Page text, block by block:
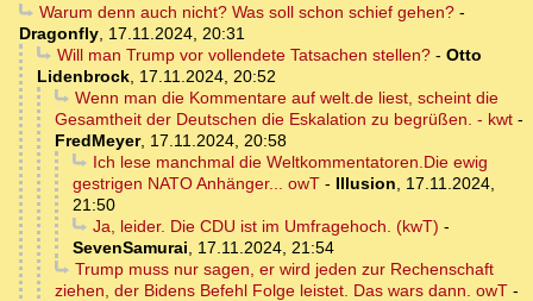
Warum denn auch nicht? Was soll schon schief gehen?-
Dragonfly 17.11.2024, 20:31
Will man Trump vor vollendete Tatsachen stellen?- Otto
Lidenbrock 17.11.2024, 20:52
Wenn man die Kommentare auf welt.de liest, scheint die
Gesamtheit der Deutschen die Eskalation zu begrüßen. - kwt -
FredMeyer, 17.11.2024, 20:58
Ich lese manchmal die Weltkommentatoren.Die ewig
gestrigen NATO Anhänger... owT - Illusion
17.11.2024,
21:50
Ja, leider. Die CDU ist im Umfragehoch. (kwT) -
SevenSamurai
17.11.2024, 21:54
Trump muss nur sagen, er wird jeden zur Rechenschaft
ziehen, der Bidens Befehl Folge leistet. Das wars dann. owT -